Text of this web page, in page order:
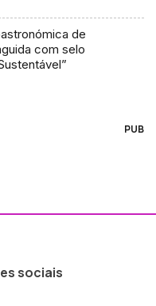
de
com selo
PUB
sociais